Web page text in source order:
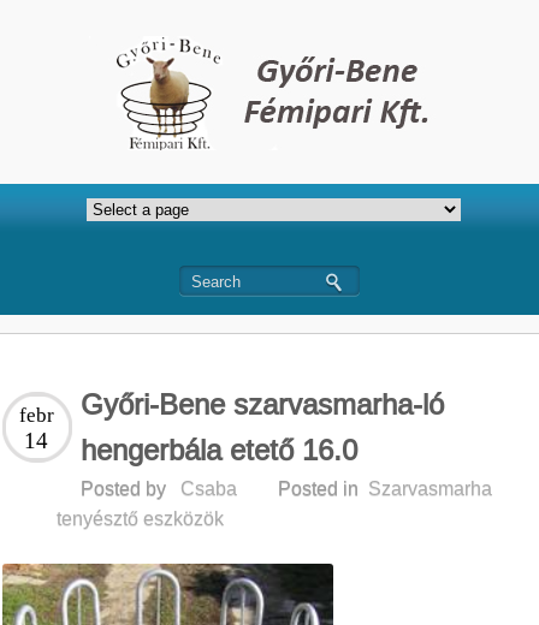
Győri-Bene szarvasmarha-ló
hengerbála etető 16.0
febr
14
Posted by Csaba Posted in Szarvasmarha
tenyésztő eszközök